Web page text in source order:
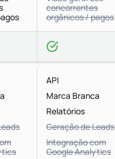
concorrentes
orgânicos / pagos
API
Marca Branca
Relatórios
Geração de Leads
Integração com
Google Analytics